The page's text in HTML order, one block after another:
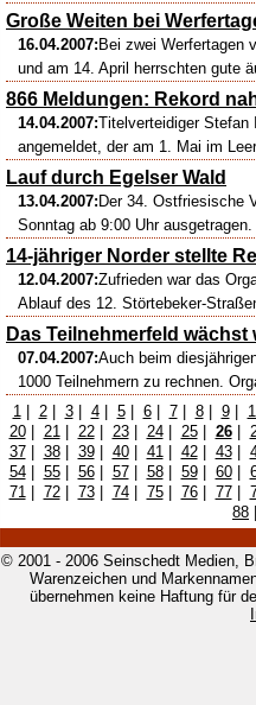
Große Weiten bei
16.04.2007: Bei zwei Werfertagen
und am 14. April herrschten gute
866 Meldungen: Rekord
14.04.2007:Titelverteidiger
angemeldet, der am 1. Mai im
Lauf durch Egelser Wald
13.04.2007: Der 34. Ostfriesische
Sonntag ab 9:00 Uhr
14-jähriger Norder stellte
12.04.2007:Zufrieden war das
Ablauf des 12. Störtebeker-
Das Teilnehmerfeld wächst
07.04.2007:Auch beim
1000 Teilnehmern zu rechnen.
1| 2| 3| 4| 5| 6| 7| 8| 9|
20| 21| 22| 23| 24| 25| 26|
37| 38| 39| 40| 41| 42| 43|
54| 55| 56| 57| 58| 59| 60|
71| 72| 73| 74| 75| 76| 77|
88
© 2001 - 2006 Seinschedt Medien,
Warenzeichen und
übernehmen keine Haftung für